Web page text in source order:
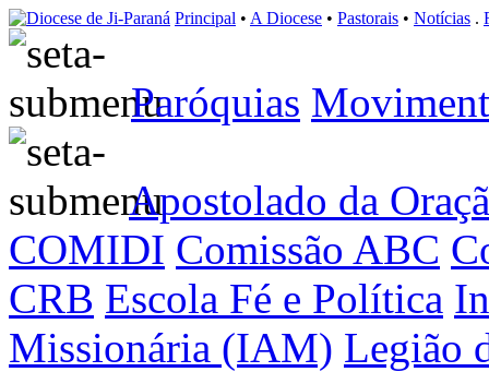
Principal • A Diocese • Pastorais • Notícias .
Paróquias
Apostolado da
COMIDI Comissão ABC
CRB Escola Fé e Política
Missionária (IAM) Legião